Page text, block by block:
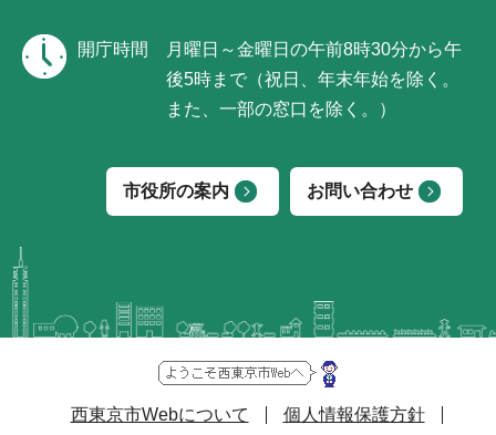
開庁時間
月曜日～金曜日の午前8時30分から午
後5時まで（祝日、年末年始を除く。
また、一部の窓口を除く。）
市役所の案内 お問い合わせ
西東京市Webについて 個人情報保護方針